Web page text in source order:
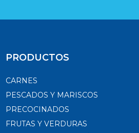
PRODUCTOS
CARNES
PESCADOS Y MARISCOS
PRECOCINADOS
FRUTAS Y VERDURAS